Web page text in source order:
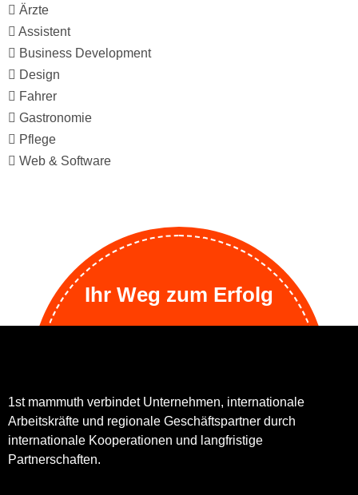
Ärzte
Assistent
Business Development
Design
Fahrer
Gastronomie
Pflege
Web & Software
Ihr Weg zum Erfolg
1st mammuth verbindet Unternehmen, internationale
Arbeitskräfte und regionale Geschäftspartner durch
internationale Kooperationen und langfristige
Partnerschaften.